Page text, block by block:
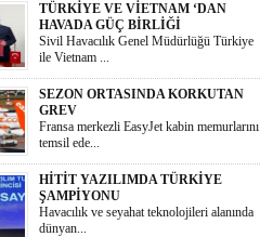
TÜRKİYE VE VİETNAM ‘DAN
HAVADA GÜÇ BİRLİĞİ
Sivil Havacılık Genel Müdürlüğü Türkiye
ile Vietnam ...
SEZON ORTASINDA KORKUTAN
GREV
Fransa merkezli EasyJet kabin memurlarını
temsil ede...
HİTİT YAZILIMDA TÜRKİYE
ŞAMPİYONU
Havacılık ve seyahat teknolojileri alanında
dünyan...